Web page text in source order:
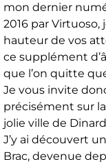
mon dernier
2016 par
hauteur de vos
ce supplément
que l’on quitte
Je vous invite
précisément sur la
jolie ville de
J’y ai découvert
Brac, devenue